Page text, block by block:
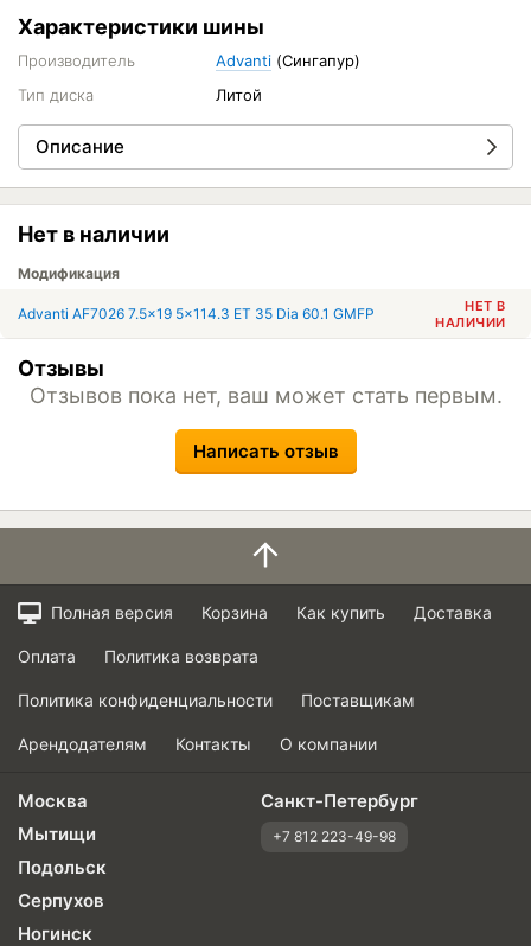
Характеристики шины
Производитель Advanti (Сингапур)
Тип диска
Литой
Описание
Нет в наличии
Модификация
Advanti AF7026 7.5x19 5x114.3 ET 35 Dia 60.1 GMFP
НЕТ В
НАЛИЧИИ
Отзывы
Отзывов пока нет, ваш может стать первым.
Написать отзыв
Полная версия Корзина Как купить Доставка
Оплата Политика возврата
Политика конфиденциальности Поставщикам
Арендодателям Контакты О компании
Москва
Мытищи
Подольск
Серпухов
Ногинск
Санкт-Петербург
+7 812 223-49-98